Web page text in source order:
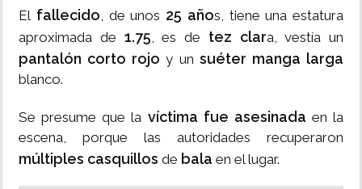
El fallecido, de unos 25 años, tiene una estatura
aproximada de 1.75, es de tez clara, vestía un
pantalón corto rojoy un suéter manga larga
blanco.
Se presume que la víctima fue asesinada en la
escena, porque las autoridades recuperaron
múltiples casquillos de bala en el lugar.